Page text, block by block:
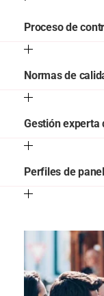
Proceso de
Normas de
Gestión experta
Perfiles de